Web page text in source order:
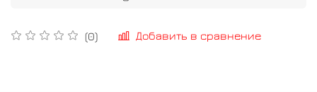
(0) Добавить в сравнение